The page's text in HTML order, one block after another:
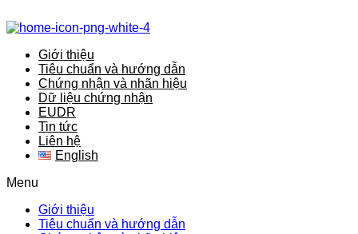
Giới thiệu
Tiêu chuẩn và hướng dẫn
Chứng nhận và nhãn hiệu
Dữ liệu chứng nhận
EUDR
Tin tức
Liên hệ
English
Menu
Giới thiệu
Tiêu chuẩn và hướng dẫn